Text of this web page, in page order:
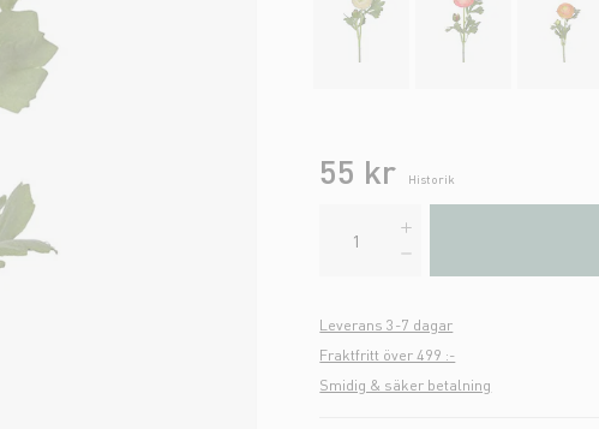
55 kr Historik
Leverans 3-7 dagar
Fraktfritt över 499 :-
Smidig & säker betalning